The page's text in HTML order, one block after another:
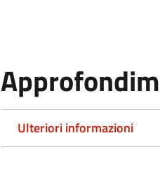
Ulteriori informazioni